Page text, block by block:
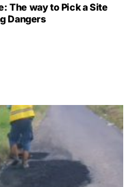
The way to Pick a Site
Dangers